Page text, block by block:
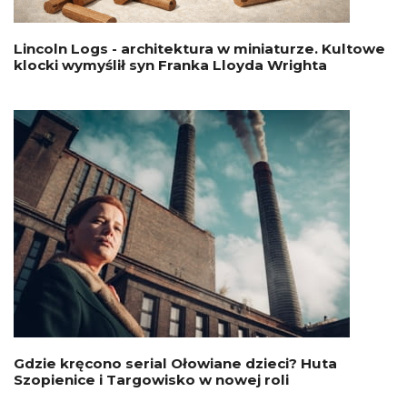
Lincoln Logs - architektura w miniaturze. Kultowe
klocki wymyślił syn Franka Lloyda Wrighta
Gdzie kręcono serial Ołowiane dzieci? Huta
Szopienice i Targowisko w nowej roli